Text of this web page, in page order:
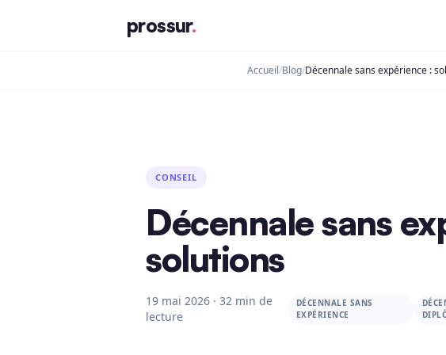
prossur.
Accueil /Blog/
CONSEIL
Décennale sans
solutions
19 mai 2026 · 32 min de
lecture
DÉCENNALE SANS
EXPÉRIENCE